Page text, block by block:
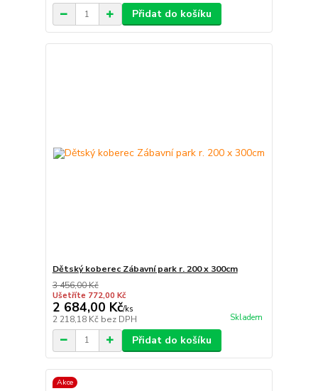
Přidat do košíku
Dětský koberec Zábavní park r. 200 x 300cm
3 456,00 Kč
Ušetříte 772,00 Kč
2 684,00 Kč/ks
2 218,18 Kč bez DPH Skladem
Přidat do košíku
Akce